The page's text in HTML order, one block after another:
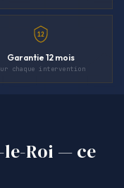
12
Garantie 12 mois
chaque intervention
le-Roi — ce